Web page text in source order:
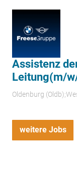
Assistenz
Leitung(m/
Oldenburg
weitere Jobs